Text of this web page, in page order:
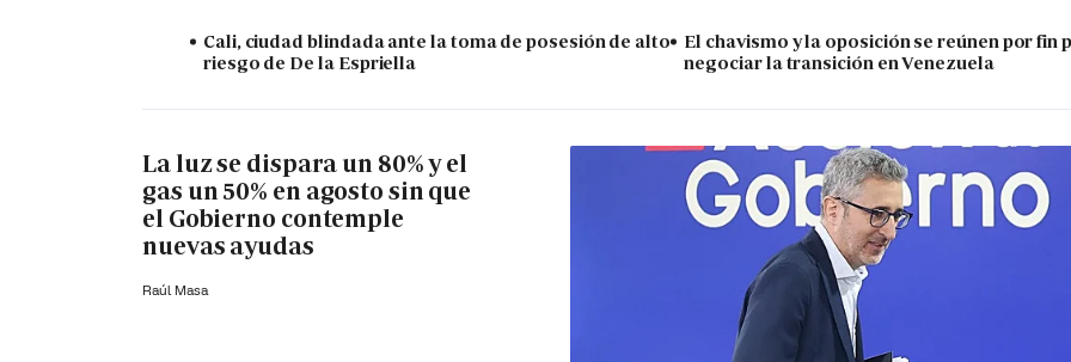
Cali, ciudad blindada ante la toma de posesión de alto
riesgo de De la Espriella
El chavismo y la oposición se reúnen por fin
negociar la transición en Venezuela
La luz se dispara un 80% y el
gas un 50% en agosto sin que
el Gobierno contemple
nuevas ayudas
Raúl Masa